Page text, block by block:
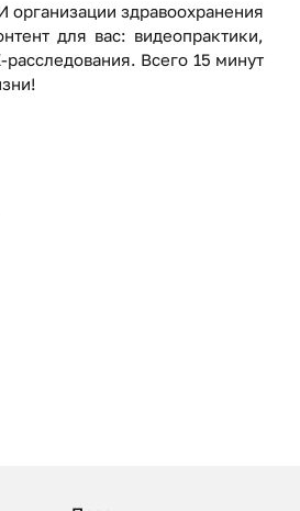
здравоохранения
для вас: видеопрактики,
Всего 15 минут